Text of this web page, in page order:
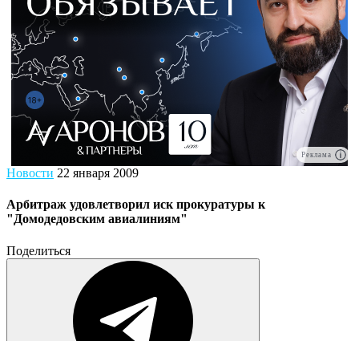
Реклама
Новости 22 января 2009
Арбитраж удовлетворил иск прокуратуры к
"Домодедовским авиалиниям"
Поделиться